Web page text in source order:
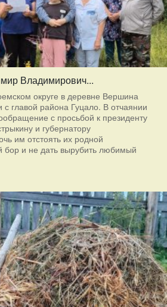
Владимирович...
округе в деревне Вершина
с главой района Гуцало. В отчаянии
с просьбой к президенту
и губернатору
им отстоять их родной
и не дать вырубить любимый